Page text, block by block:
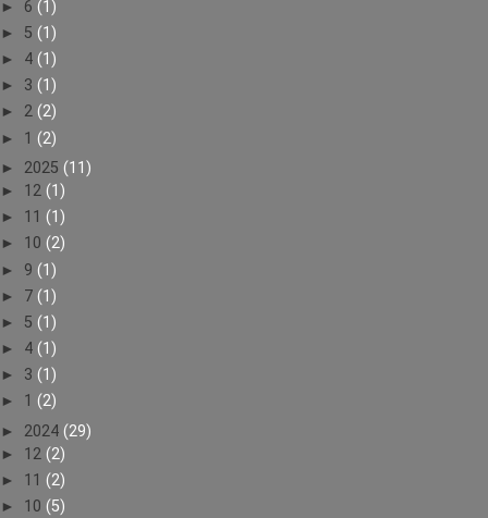
► 6 (1)
► 5 (1)
► 4 (1)
► 3 (1)
► 2 (2)
► 1 (2)
► 2025 (11)
► 12 (1)
► 11 (1)
► 10 (2)
► 9 (1)
► 7 (1)
► 5 (1)
► 4 (1)
► 3 (1)
► 1 (2)
► 2024 (29)
► 12 (2)
► 11 (2)
► 10 (5)